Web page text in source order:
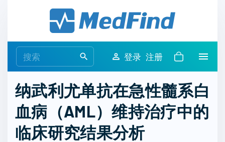
e
r
c
h
f
登录 注册
纳武利尤单抗在急性髓系白
血病（AML）维持治疗中的
临床研究结果分析